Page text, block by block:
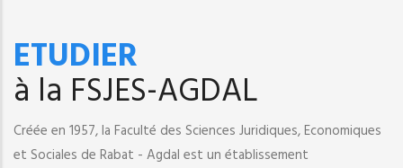
ETUDIER
à la FSJES-AGDAL
Créée en 1957, la Faculté des Sciences Juridiques, Economiques
et Sociales de Rabat - Agdal est un établissement